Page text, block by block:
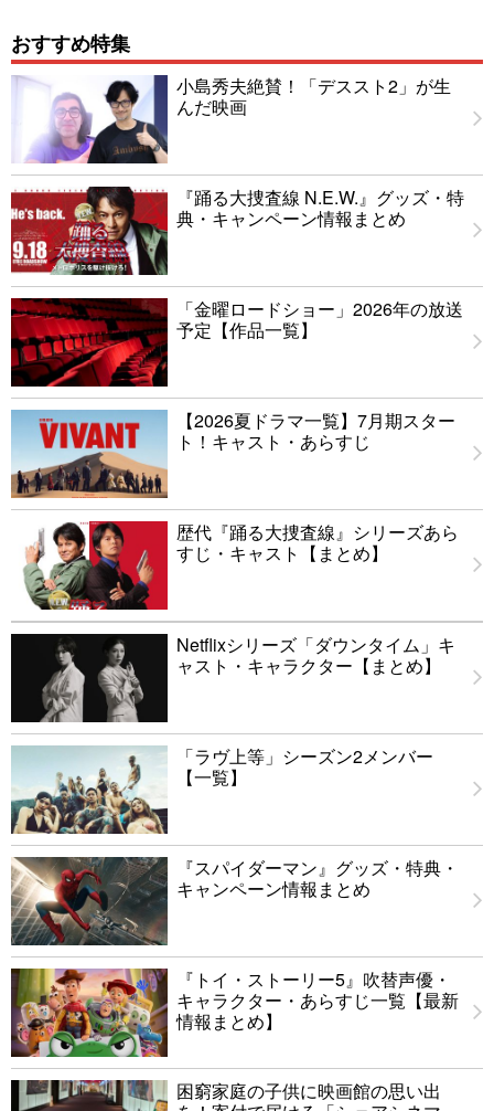
おすすめ特集
小島秀夫絶賛！「デススト2」が生
んだ映画
『踊る大捜査線 N.E.W.』グッズ・特
典・キャンペーン情報まとめ
「金曜ロードショー」2026年の放送
予定【作品一覧】
【2026夏ドラマ一覧】7月期スター
ト！キャスト・あらすじ
歴代『踊る大捜査線』シリーズあら
すじ・キャスト【まとめ】
Netflixシリーズ「ダウンタイム」キ
ャスト・キャラクター【まとめ】
「ラヴ上等」シーズン2メンバー
【一覧】
『スパイダーマン』グッズ・特典・
キャンペーン情報まとめ
『トイ・ストーリー5』吹替声優・
キャラクター・あらすじ一覧【最新
情報まとめ】
困窮家庭の子供に映画館の思い出